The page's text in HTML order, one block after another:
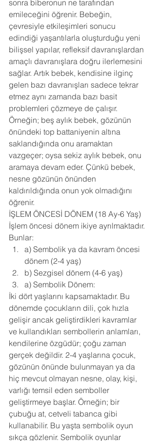
sonra biberonun ne tarafından
emileceğini öğrenir. Bebeğin,
çevresiyle etkileşimleri sonucu
edindiği yaşantılarla oluşturduğu yeni
bilişsel yapılar, refleksif davranışlardan
amaçlı davranışlara doğru ilerlemesini
sağlar. Artık bebek, kendisine ilginç
gelen bazı davranışları sadece tekrar
etmez aynı zamanda bazı basit
problemleri çözmeye de çalışır.
Örneğin; beş aylık bebek, gözünün
önündeki top battaniyenin altına
saklandığında onu aramaktan
vazgeçer; oysa sekiz aylık bebek, onu
aramaya devam eder. Çünkü bebek,
nesne gözünün önünden
kaldırıldığında onun yok olmadığını
öğrenir.
İŞLEM ÖNCESİ DÖNEM (18 Ay-6 Yaş)
İşlem öncesi dönem ikiye ayrılmaktadır.
Bunlar:
a) Sembolik ya da kavram öncesi
dönem (2-4 yaş)
b) Sezgisel dönem (4-6 yaş)
a) Sembolik Dönem:
İki dört yaşlarını kapsamaktadır. Bu
dönemde çocukların dili, çok hızla
gelişir ancak geliştirdikleri kavramlar
ve kullandıkları sembollerin anlamları,
kendilerine özgüdür; çoğu zaman
gerçek değildir. 2-4 yaşlarına çocuk,
gözünün önünde bulunmayan ya da
hiç mevcut olmayan nesne, olay, kişi,
varlığı temsil eden semboller
geliştirmeye başlar. Örneğin; bir
çubuğu at, cetveli tabanca gibi
kullanabilir. Bu yaşta sembolik oyun
sıkça gözlenir. Sembolik oyunlar